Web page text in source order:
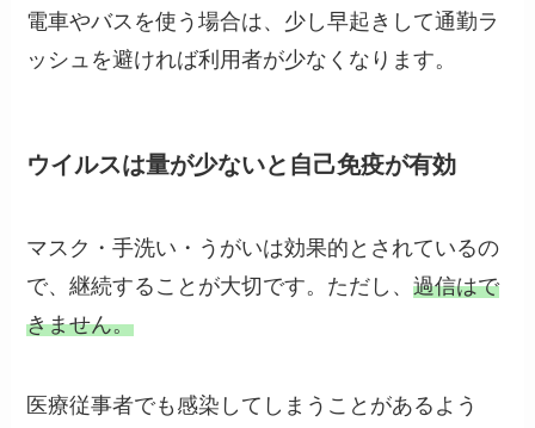
電車やバスを使う場合は、少し早起きして通勤ラ
ッシュを避ければ利用者が少なくなります。
ウイルスは量が少ないと自己免疫が有効
マスク・手洗い・うがいは効果的とされているの
で、継続することが大切です。ただし、過信はで
きません。
医療従事者でも感染してしまうことがあるよう